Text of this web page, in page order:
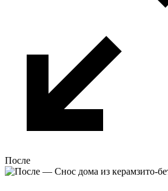
После